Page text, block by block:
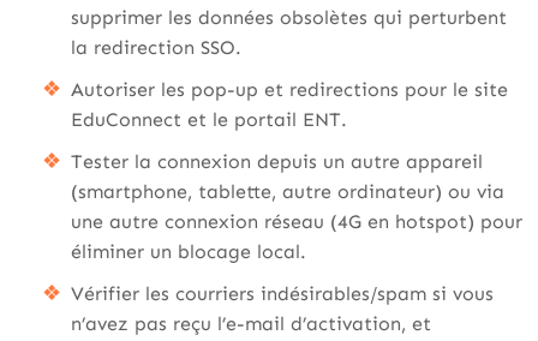
supprimer les données obsolètes qui perturbent
la redirection SSO.
Autoriser les pop-up et redirections pour le site
EduConnect et le portail ENT.
Tester la connexion depuis un autre appareil
(smartphone, tablette, autre ordinateur) ou via
une autre connexion réseau (4G en hotspot) pour
éliminer un blocage local.
Vérifier les courriers indésirables/spam si vous
n’avez pas reçu l’e-mail d’activation, et